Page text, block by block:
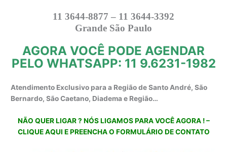
11 3644-8877 – 11 3644-3392
Grande São Paulo
AGORA VOCÊ PODE AGENDAR
PELO WHATSAPP: 11 9.6231-1982
Atendimento Exclusivo para a Região de Santo André, São
Bernardo, São Caetano, Diadema e Região…
NÃO QUER LIGAR ? NÓS LIGAMOS PARA VOCÊ AGORA ! –
CLIQUE AQUI E PREENCHA O FORMULÁRIO DE CONTATO